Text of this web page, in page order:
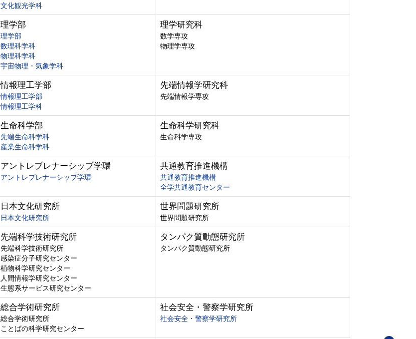
文化観光学科
理学部
理学部
数理科学科
物理科学科
宇宙物理・気象学科
理学研究科
数学専攻
物理学専攻
情報理工学部
情報理工学部
情報理工学科
先端情報学研究科
先端情報学専攻
生命科学部
先端生命科学科
産業生命科学科
生命科学研究科
生命科学専攻
アントレプレナーシップ学環
アントレプレナーシップ学環
共通教育推進機構
共通教育推進機構
全学共通教育センター
日本文化研究所
日本文化研究所
世界問題研究所
世界問題研究所
先端科学技術研究所
先端科学技術研究所
感染症分子研究センター
植物科学研究センター
人間情報学研究センター
生態系サービス研究センター
タンパク質動態研究所
タンパク質動態研究所
総合学術研究所
総合学術研究所
ことばの科学研究センター
社会安全・警察学研究所
社会安全・警察学研究所